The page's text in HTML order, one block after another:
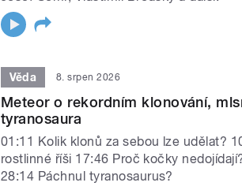
Věda 8. srpen 2026
Meteor o rekordním klonování,
tyranosaura
01:11 Kolik klonů za sebou lze udělat?
rostlinné říši 17:46 Proč kočky
28:14 Páchnul tyranosaurus?